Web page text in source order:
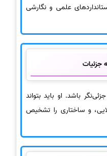
علمی و نگارشی
جزئیات
باشد. او باید بتواند
و ساختاری را تشخیص